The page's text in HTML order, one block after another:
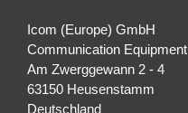
Icom (Europe) GmbH
Communication Equipment
Am Zwerggewann 2 ‐ 4
63150 Heusenstamm
Deutschland